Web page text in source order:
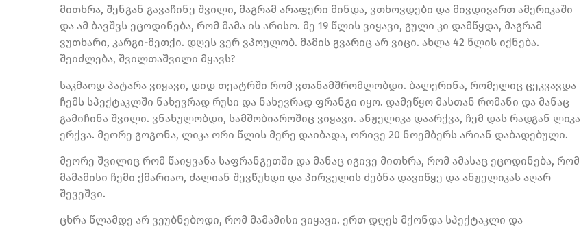
მითხრა, შენგან გავაჩინე შვილი, მაგრამ არაფერი მინდა, ვთხოვდები და მივდივართ ამერიკაში
და ამ ბავშვს ეცოდინება, რომ მამა ის არისო. მე 19 წლის ვიყავი, გული კი დამწყდა, მაგრამ
ვუთხარი, კარგი-მეთქი. დღეს ვერ ვპოულობ. მამის გვარიც არ ვიცი. ახლა 42 წლის იქნება.
შეიძლება, შვილთაშვილი მყავს?
საკმაოდ პატარა ვიყავი, დიდ თეატრში რომ ვთანამშრომლობდი. ბალერინა, რომელიც ცეკვავდა
ჩემს სპექტაკლში ნახევრად რუსი და ნახევრად ფრანგი იყო. დამეწყო მასთან რომანი და მანაც
გამიჩინა შვილი. ვნახულობდი, სამშობიაროშიც ვიყავი. ანჟელიკა დაარქვა, ჩემ დას რადგან ლიკა
ერქვა. მეორე გოგონა, ლიკა ორი წლის მერე დაიბადა, ორივე 20 ნოემბერს არიან დაბადებული.
მეორე შვილიც რომ წაიყვანა საფრანგეთში და მანაც იგივე მითხრა, რომ ამასაც ეცოდინება, რომ
მამამისი ჩემი ქმარიაო, ძალიან შევწუხდი და პირველის ძებნა დავიწყე და ანჟელიკას აღარ
შევეშვი.
ცხრა წლამდე არ ვეუბნებოდი, რომ მამამისი ვიყავი. ერთ დღეს მქონდა სპექტაკლი და